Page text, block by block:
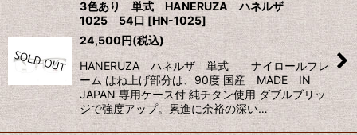
3色あり 単式 HANERUZA ハネルザ
1025 54口 [HN-1025]
24,500円(税込)
HANERUZA ハネルザ 単式 ナイロールフレ
ーム はね上げ部分は、90度 国産 MADE IN
JAPAN 専用ケース付 純チタン使用 ダブルブリッ
ジで強度アップ。累進に余裕の深い…